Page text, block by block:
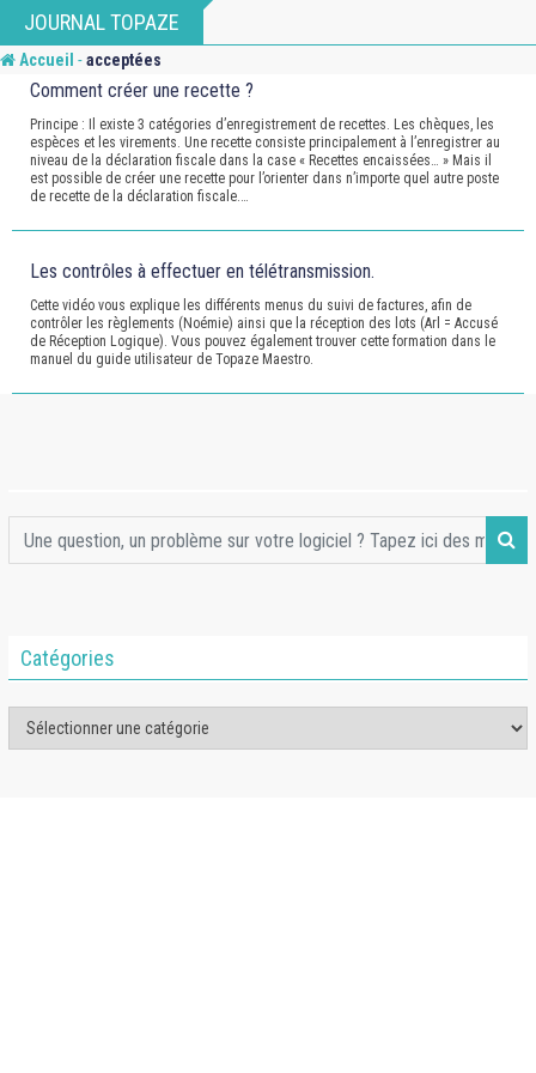
to
content
JOURNAL TOPAZE
Accueil -acceptées
Comment créer une recette ?
Principe : Il existe 3 catégories d’enregistrement de recettes. Les chèques, les
espèces et les virements. Une recette consiste principalement à l’enregistrer au
niveau de la déclaration fiscale dans la case « Recettes encaissées… » Mais il
est possible de créer une recette pour l’orienter dans n’importe quel autre poste
de recette de la déclaration fiscale.…
Les contrôles à effectuer en télétransmission.
Cette vidéo vous explique les différents menus du suivi de factures, afin de
contrôler les règlements (Noémie) ainsi que la réception des lots (Arl = Accusé
de Réception Logique). Vous pouvez également trouver cette formation dans le
manuel du guide utilisateur de Topaze Maestro.
Catégories
Catégories